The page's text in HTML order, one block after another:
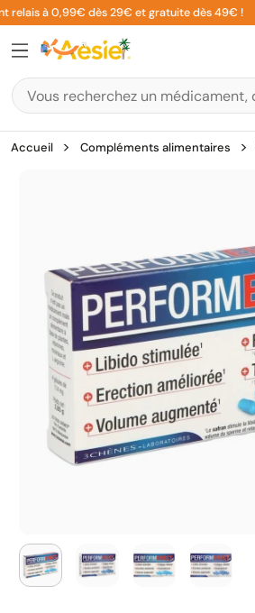
Aller
au
contenu
à 0,99€ dès 29€ et gratuite dès 49€ !
Accueil Compléments alimentaires